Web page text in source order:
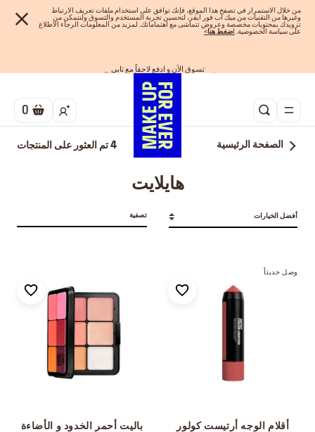
من خلال الاستمرار في تصفح هذا الموقع، فإنك توافق على استخدام ملفات تعريف الارتباط
وغيرها من التقنيات من ميك اب فور ايفر، لتحسين تجربة المستخدم والتسوق ولنتمكن من
تزويدك بمحتويات مخصصة وعروض تتماشى مع اهتماماتك. لمزيد من المعلومات الرجاء الاطلاع
على سياسة الخصوصية. ضغط هنا>
شحن مجاني لجميع الطلبات
اهدي مجموعاتك المفضلة! تسوق الآن
الفرصة الأخيرة: خصم 25% على خطوط مختارة
0
الصفحة الرئيسية 4 تم العثور على المنتجات
هايلايت
أفضل الخيارات تصفية
وصل حديثاً
أقلام الوجه أرتيست كولور
باليت أحمر الخدود و الأضاءة